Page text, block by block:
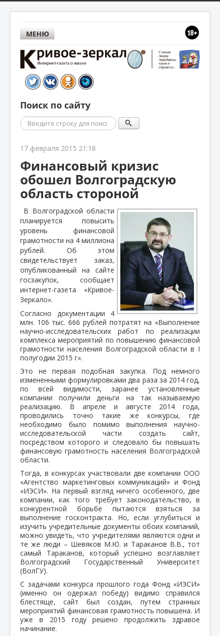
МЕНЮ
Поиск по сайту
Поиск
17 февраля 2015 21:18
Финансовый кризис
обошел Волгоградскую
область стороной
В Волгоградской области
планируется повысить
уровень финансовой
грамотности на 4 миллиона
рублей. Об этом
свидетельствует заказ,
опубликованный на сайте
госзакупок, сообщает
интернет-газета «Кривое-
Зеркало».
Согласно документации 4
млн. 106 тыс. 666 рублей потратят на «Выполнение
научно-исследовательских работ по реализации
комплекса мероприятий по повышению финансовой
грамотности населения Волгоградской области в I
полугодии 2015 г».
Это не первая подобная закупка. Под немного
измененными формулировками два раза за 2014 год,
по всей видимости, заранее установленные
компании получили деньги на так называемую
реализацию. В апреле и августе 2014 года,
проводились точно такие же конкурсы, где
необходимо было помимо выполнения научно-
исследовательской части создать сайт,
посредством которого и следовало бы повышать
финансовую грамотность населения Волгоградской
области.
Тогда, в конкурсах участвовали две компании ООО
«Агентство маркетинговых коммуникаций» и Фонд
«ИЭСИ». На первый взгляд ничего особенного, две
компании, как того требует законодательство, в
конкурентной борьбе пытаются взяться за
выполнение госконтракта. Но, если углубиться и
изучить учредительные документы обоих компаний,
можно увидеть, что учредителями являются одни и
те же люди – Шевяков М.Ю. и Тараканов В.В., тот
самый Тараканов, который успешно возглавляет
Волгоградский Государственный Университет
(ВолГУ).
С задачами конкурса прошлого года Фонд «ИЭСИ»
(именно он одержал победу) видимо справился
блестяще, сайт был создан, путем странных
мероприятий финансовая грамотность повышена. И
уже в 2015 году решено продолжить здравое
начинание.